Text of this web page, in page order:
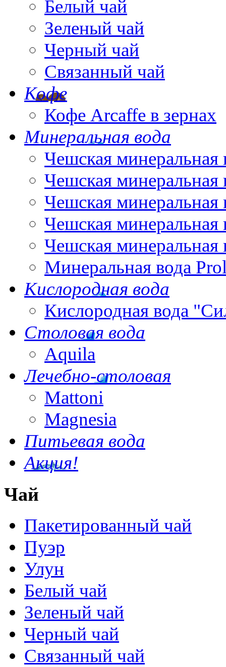
Белый чай
Зеленый чай
Черный чай
Связанный чай
Кофе
Кофе Arcaffe в зернах
Минеральная вода
Чешская минеральная
Чешская минеральная
Чешская минеральная
Чешская минеральная
Чешская минеральная
Минеральная вода
Кислородная вода
Кислородная вода
Столовая вода
Aquila
Лечебно-столовая
Mattoni
Magnesia
Питьевая вода
Акция!
Чай
Пакетированный чай
Пуэр
Улун
Белый чай
Зеленый чай
Черный чай
Связанный чай